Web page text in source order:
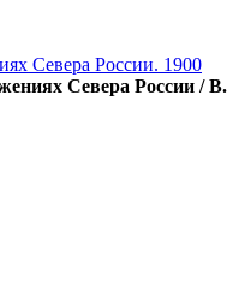
Севера России. 1900
Севера России /